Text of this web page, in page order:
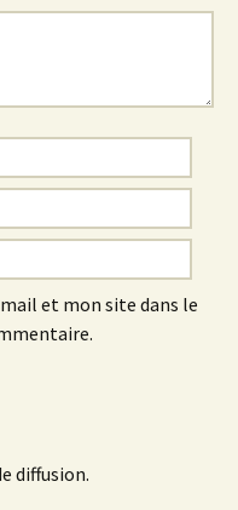
et mon site dans le
diffusion.